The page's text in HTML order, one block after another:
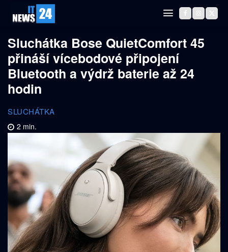
Sluchátka Bose QuietComfort 45
přináší vícebodové připojení
Bluetooth a výdrž baterie až 24
hodin
SLUCHÁTKA
2 min.